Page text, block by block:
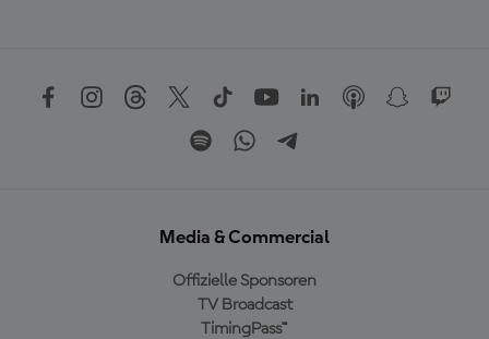
Media & Commercial
Offizielle Sponsoren
TV Broadcast
TimingPass™